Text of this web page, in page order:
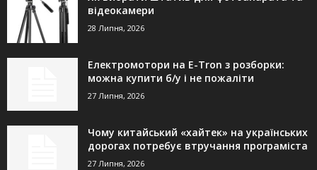
відеокамери
28 Липня, 2026
Електромотори на E-Tron з розборки:
можна купити б/у і не пожаліти
27 Липня, 2026
Чому китайський «хайтек» на українських
дорогах потребує втручання програміста
27 Липня, 2026